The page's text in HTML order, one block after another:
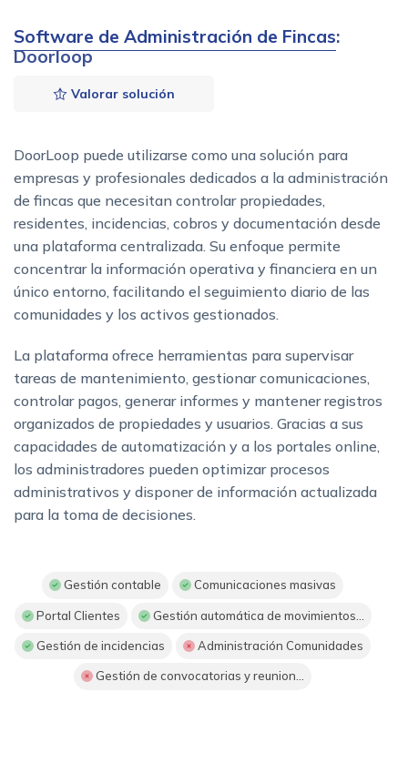
Software de Administración de Fincas:
Doorloop
Valorar solución
DoorLoop puede utilizarse como una solución para
empresas y profesionales dedicados a la administración
de fincas que necesitan controlar propiedades,
residentes, incidencias, cobros y documentación desde
una plataforma centralizada. Su enfoque permite
concentrar la información operativa y financiera en un
único entorno, facilitando el seguimiento diario de las
comunidades y los activos gestionados.
La plataforma ofrece herramientas para supervisar
tareas de mantenimiento, gestionar comunicaciones,
controlar pagos, generar informes y mantener registros
organizados de propiedades y usuarios. Gracias a sus
capacidades de automatización y a los portales online,
los administradores pueden optimizar procesos
administrativos y disponer de información actualizada
para la toma de decisiones.
Gestión contable Comunicaciones masivas
Portal Clientes Gestión automática de movimientos...
Gestión de incidencias Administración Comunidades
Gestión de convocatorias y reunion...